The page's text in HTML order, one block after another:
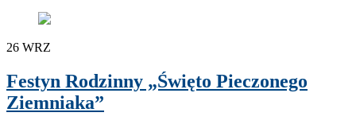
26 WRZ
Festyn Rodzinny „Święto Pieczonego
Ziemniaka”